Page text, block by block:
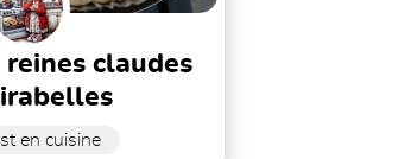
en cuisine